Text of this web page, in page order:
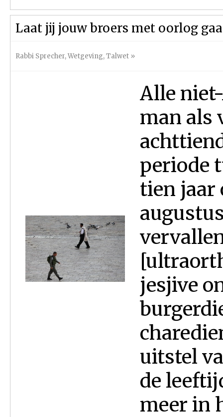
Laat jij jouw broers met oorlog
Rabbi Sprecher,Wetgeving,Talwet »
Alle
man als
periode
tien jaar
jesjive
uitstel
de
meer in